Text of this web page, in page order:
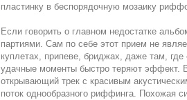
пластинку в беспорядочную мозаику
Если говорить о главном недостатке
партиями. Сам по себе этот прием не
куплетах, припеве, бриджах, даже там,
удачные моменты быстро теряют эффект.
открывающий трек с красивым
поток однообразного риффинга. Похожая